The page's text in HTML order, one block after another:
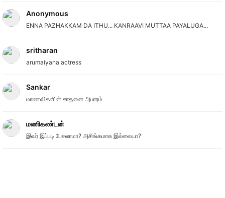
Anonymous
ENNA PAZHAKKAM DA ITHU... KANRAAVI MUTTAA PAYALUGA...
sritharan
arumaiyana actress
Sankar
மாணவிகளின் சாதனை அபாரம்
மணிகண்டன்
இவர் இப்படி பேசலாமா? அசிங்கமாக இல்லையா?